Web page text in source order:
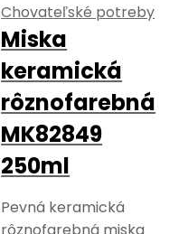
Chovateľské potreby
Miska
keramická
rôznofarebná
MK82849
250ml
Pevná keramická
rôznofarebná miska